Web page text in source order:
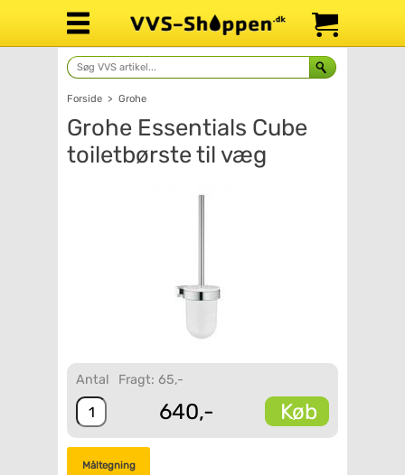
Forside > Grohe
Grohe Essentials Cube
toiletbørste til væg
Antal Fragt: 65,-
640,- Køb
Måltegning